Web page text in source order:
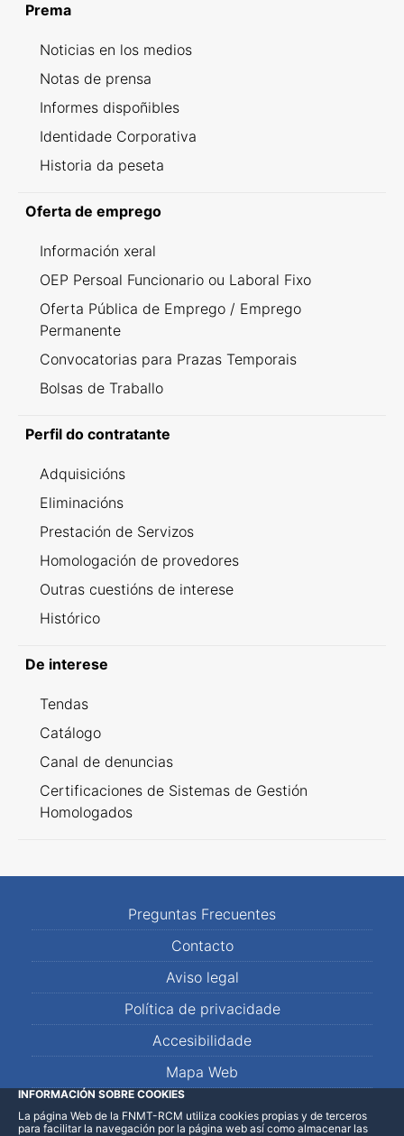
Prema
Noticias en los medios
Notas de prensa
Informes dispoñibles
Identidade Corporativa
Historia da peseta
Oferta de emprego
Información xeral
OEP Persoal Funcionario ou Laboral Fixo
Oferta Pública de Emprego / Emprego
Permanente
Convocatorias para Prazas Temporais
Bolsas de Traballo
Perfil do contratante
Adquisicións
Eliminacións
Prestación de Servizos
Homologación de provedores
Outras cuestións de interese
Histórico
De interese
Tendas
Catálogo
Canal de denuncias
Certificaciones de Sistemas de Gestión
Homologados
Preguntas Frecuentes
Contacto
Aviso legal
Política de privacidade
Accesibilidade
Mapa Web
LinkedInFacebookWhatsApp
INFORMACIÓN SOBRE COOKIES
La página Web de la FNMT-RCM utiliza cookies propias y de terceros
para facilitar la navegación por la página web así como almacenar las